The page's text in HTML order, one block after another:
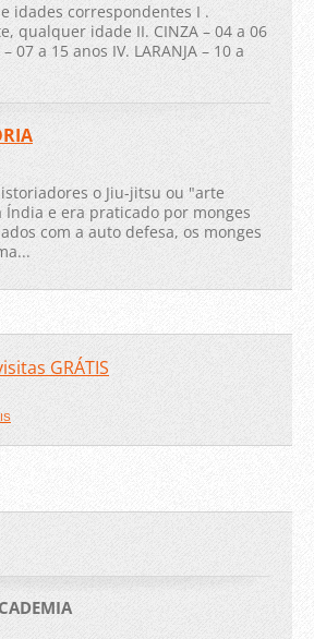
idades correspondentes I .
qualquer idade II. CINZA – 04 a 06
07 a 15 anos IV. LARANJA – 10 a
o Jiu-jitsu ou "arte
Índia e era praticado por monges
com a auto defesa, os monges